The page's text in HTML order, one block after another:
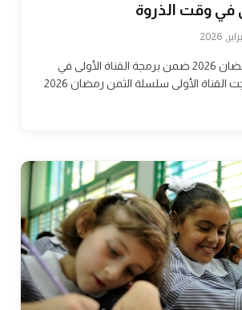
في وقت الذروة
سلسلة الثمن رمضان 2026 ضمن برمجة القناة الأولى في
وقت الذروة أدرجت القناة الأولى سلسلة الثمن رمضان 2026